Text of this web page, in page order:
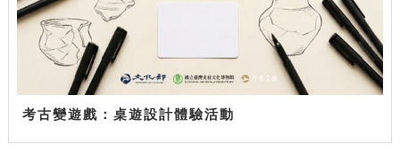
考古變遊戲：桌遊設計體驗活動